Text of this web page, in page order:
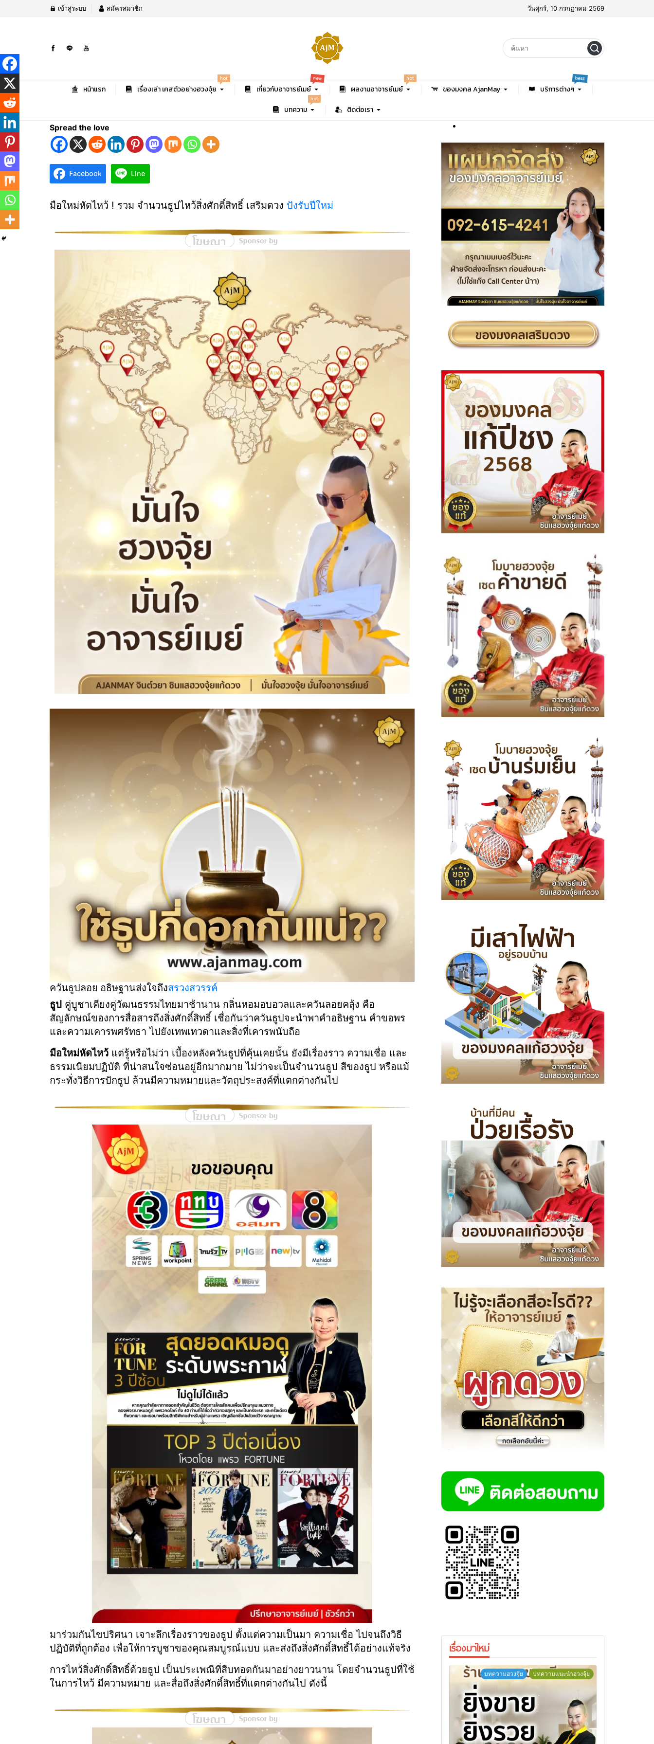
เข้าสู่ระบบ สมัครสมาชิก วันศุกร์, 10 กรกฎาคม 2569
หน้าแรก เรื่องเล่า เคสตัวอย่างฮวงจุ้ย
hot
เกี่ยวกับอาจารย์เมย์
new
ผลงานอาจารย์เมย์
hot
ของมงคล AjanMay บริการต่างๆ
best
บทความ
hot
ติดต่อเรา
Spread the love
Facebook Line
มือใหม่หัดไหว้ ! รวม จำนวนธูปไหว้สิ่งศักดิ์สิทธิ์ เสริมดวง ปังรับปีใหม่
ควันธูปลอย อธิษฐานส่งใจถึงสรวงสวรรค์
ธูป คู่บูชาเคียงคู่วัฒนธรรมไทยมาช้านาน กลิ่นหอมอบอวลและควันลอยคลุ้ง คือ
สัญลักษณ์ของการสื่อสารถึงสิ่งศักดิ์สิทธิ์ เชื่อกันว่าควันธูปจะนำพาคำอธิษฐาน คำขอพร
และความเคารพศรัทธา ไปยังเทพเทวดาและสิ่งที่เคารพนับถือ
มือใหม่หัดไหว้ แต่รู้หรือไม่ว่า เบื้องหลังควันธูปที่คุ้นเคยนั้น ยังมีเรื่องราว ความเชื่อ และ
ธรรมเนียมปฏิบัติ ที่น่าสนใจซ่อนอยู่อีกมากมาย ไม่ว่าจะเป็นจำนวนธูป สีของธูป หรือแม้
กระทั่งวิธีการปักธูป ล้วนมีความหมายและวัตถุประสงค์ที่แตกต่างกันไป
มาร่วมกันไขปริศนา เจาะลึกเรื่องราวของธูป ตั้งแต่ความเป็นมา ความเชื่อ ไปจนถึงวิธี
ปฏิบัติที่ถูกต้อง เพื่อให้การบูชาของคุณสมบูรณ์แบบ และส่งถึงสิ่งศักดิ์สิทธิ์ได้อย่างแท้จริง
การไหว้สิ่งศักดิ์สิทธิ์ด้วยธูป เป็นประเพณีที่สืบทอดกันมาอย่างยาวนาน โดยจำนวนธูปที่ใช้
ในการไหว้ มีความหมาย และสื่อถึงสิ่งศักดิ์สิทธิ์ที่แตกต่างกันไป ดังนี้
เรื่องมาใหม่
บทความฮวงจุ้ย บทความแนะนำฮวงจุ้ย